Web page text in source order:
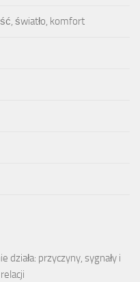
światło, komfort
działa: przyczyny, sygnały i